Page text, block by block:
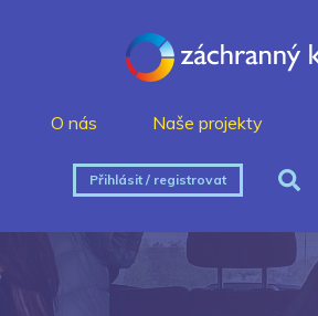
O nás Naše projekty
Přihlásit / registrovat